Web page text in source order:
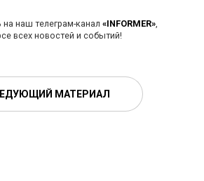
наш телеграм-канал «INFORMER»,
всех новостей и событий!
МАТЕРИАЛ